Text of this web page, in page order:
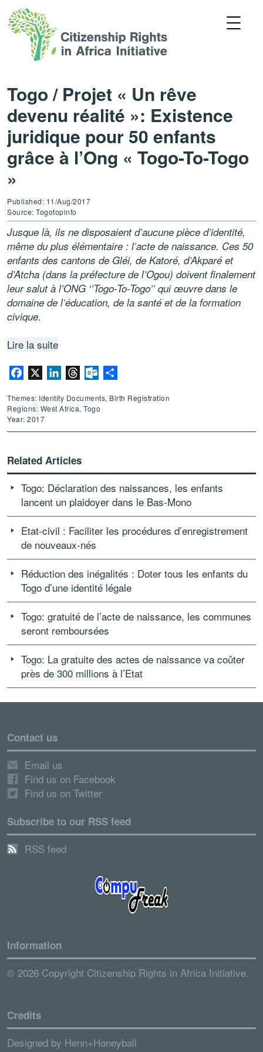
Togo / Projet « Un rêve
devenu réalité »: Existence
juridique pour 50 enfants
grâce à l’Ong « Togo-To-Togo
»
Published: 11/Aug/2017
Source: Togotopinfo
Jusque là, ils ne disposaient d’aucune pièce d’identité,
même du plus élémentaire : l’acte de naissance. Ces 50
enfants des cantons de Gléi, de Katoré, d’Akparé et
d’Atcha (dans la préfecture de l’Ogou) doivent finalement
leur salut à l’ONG ‘’Togo-To-Togo’’ qui œuvre dans le
domaine de l’éducation, de la santé et de la formation
civique.
Lire la suite
Facebook LinkedInThreadsOutlook.com
Themes: Identity Documents, Birth Registration
Regions: West Africa, Togo
Year: 2017
Related Articles
Togo: Déclaration des naissances, les enfants
lancent un plaidoyer dans le Bas-Mono
Etat-civil : Faciliter les procédures d’enregistrement
de nouveaux-nés
Réduction des inégalités : Doter tous les enfants du
Togo d’une identité légale
Togo: gratuité de l’acte de naissance, les communes
seront remboursées
Togo: La gratuite des actes de naissance va coûter
près de 300 millions à l’Etat
Contact us
Email us
Find us on Facebook
Find us on Twitter
Subscribe to our RSS feed
RSS feed
Information
© 2026 Copyright Citizenship Rights in Africa Initiative.
Credits
Designed by Henn+Honeyball